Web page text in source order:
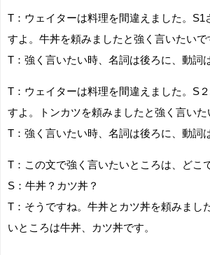
T：ウェイターは料理を間違えました。S1
すよ。牛丼を頼みましたと強く言いたいで
T：強く言いたい時、名詞は後ろに、動詞
T：ウェイターは料理を間違えました。S
すよ。トンカツを頼みましたと強く言いた
T：強く言いたい時、名詞は後ろに、動詞
T：この文で強く言いたいところは、どこ
S：牛丼？カツ丼？
T：そうですね。牛丼とカツ丼を頼みまし
いところは牛丼、カツ丼です。